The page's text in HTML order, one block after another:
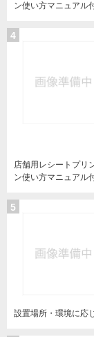
ン使い方マニュアル
4
店舗用レシートプリ
ン使い方マニュアル
5
設置場所・環境に応